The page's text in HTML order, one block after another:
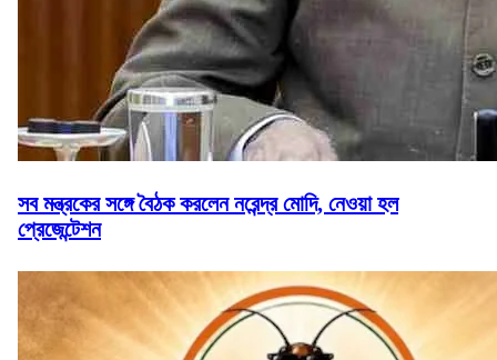
সব মন্ত্রকের সঙ্গে বৈঠক করলেন নরেন্দ্র মোদি, নেওয়া হল
প্রেজেন্টেশন